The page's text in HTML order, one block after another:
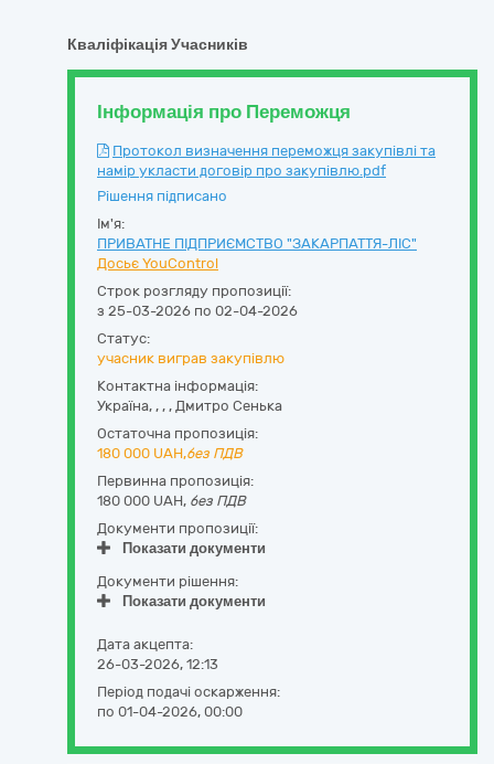
Кваліфікація Учасників
Інформація про Переможця
Протокол визначення переможця закупівлі та
намір укласти договір про закупівлю.pdf
Рішення підписано
Ім'я:
ПРИВАТНЕ ПІДПРИЄМСТВО "ЗАКАРПАТТЯ-ЛІС"
Досьє YouControl
Строк розгляду пропозиції:
з 25-03-2026 по 02-04-2026
Статус:
учасник виграв закупівлю
Контактна інформація:
Україна, , , , Дмитро Сенька
Остаточна пропозиція:
180 000 UAH,без ПДВ
Первинна пропозиція:
180 000 UAH, без ПДВ
Документи пропозиції:
Показати документи
Документи рішення:
Показати документи
Дата акцепта:
26-03-2026, 12:13
Період подачі оскарження:
по 01-04-2026, 00:00